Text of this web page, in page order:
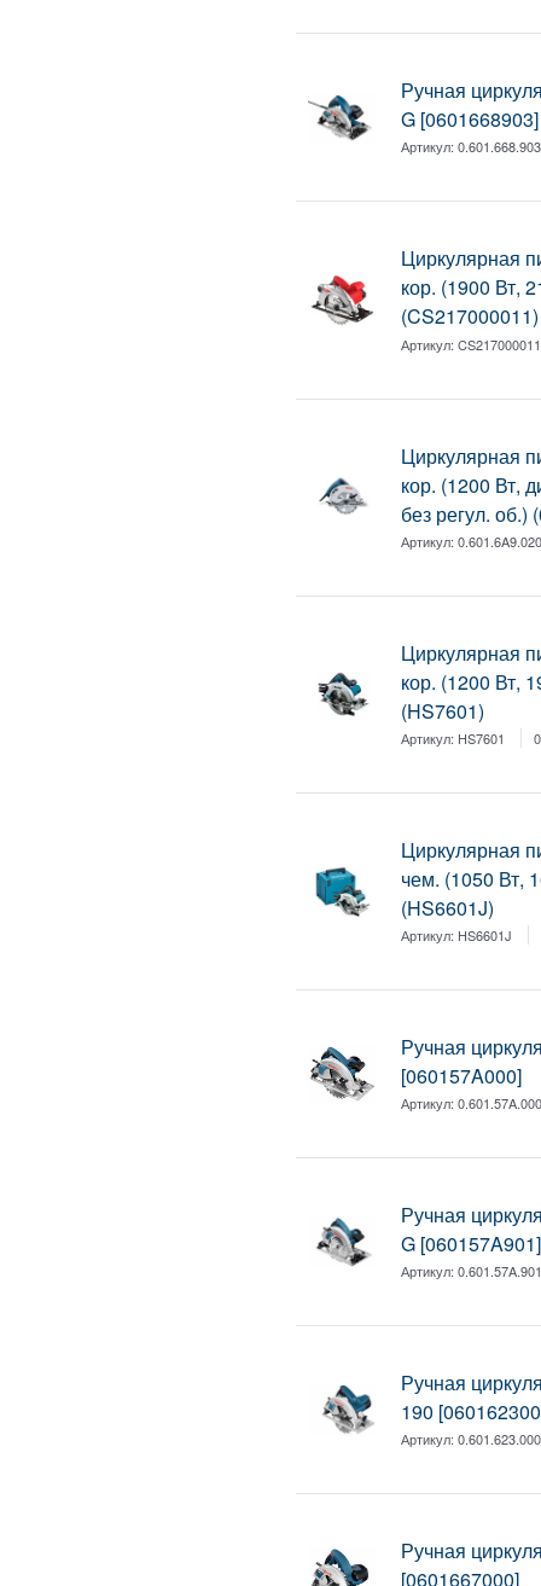
Ручная
G [0601668903]
Артикул:0.601.668.903
Циркулярная
кор. (1900 Вт,
(CS217000011)
Артикул:CS217000011
Циркулярная
кор. (1200 Вт,
без регул. об.)
Артикул:
Циркулярная
кор. (1200 Вт,
(HS7601)
Артикул: HS7601
Циркулярная
чем. (1050 Вт,
(HS6601J)
Артикул: HS6601J
Ручная
[060157A000]
Артикул:
Ручная
G [060157A901]
Артикул:
Ручная
190
Артикул:0.601.623.000
Ручная
[0601667000]